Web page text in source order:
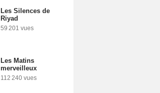
Les Silences de
Riyad
59 201 vues
Les Matins
merveilleux
112 240 vues